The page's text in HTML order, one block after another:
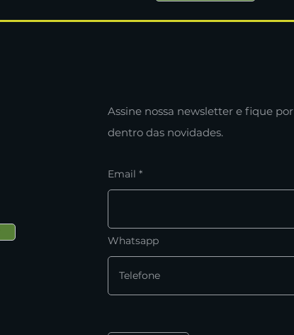
Assine nossa newsletter e fique por
dentro das novidades.
Email
Whatsapp